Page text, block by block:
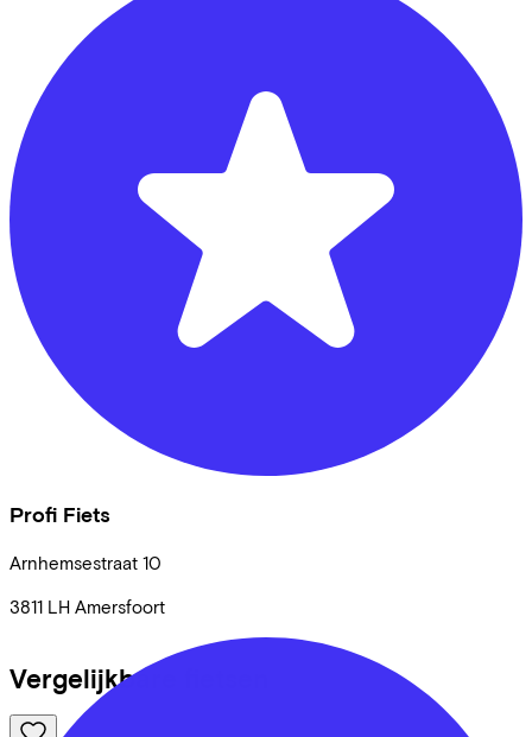
Profi Fiets
Arnhemsestraat 10
3811 LH Amersfoort
Vergelijkbare fietsen